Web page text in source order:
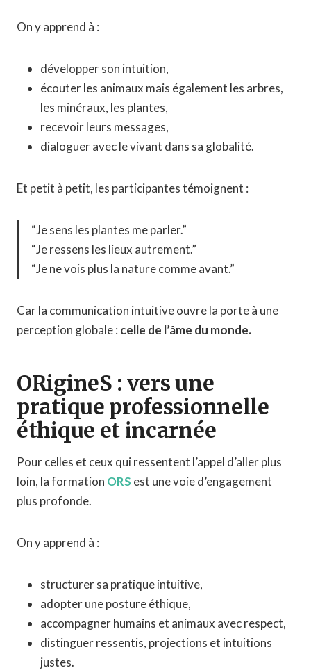
On y apprend à :
développer son intuition,
écouter les animaux mais également les arbres,
les minéraux, les plantes,
recevoir leurs messages,
dialoguer avec le vivant dans sa globalité.
Et petit à petit, les participantes témoignent :
“Je sens les plantes me parler.”
“Je ressens les lieux autrement.”
“Je ne vois plus la nature comme avant.”
Car la communication intuitive ouvre la porte à une
perception globale : celle de l’âme du monde.
ORigineS : vers une
pratique professionnelle
éthique et incarnée
Pour celles et ceux qui ressentent l’appel d’aller plus
loin, la formation ORS est une voie d’engagement
plus profonde.
On y apprend à :
structurer sa pratique intuitive,
adopter une posture éthique,
accompagner humains et animaux avec respect,
distinguer ressentis, projections et intuitions
justes.